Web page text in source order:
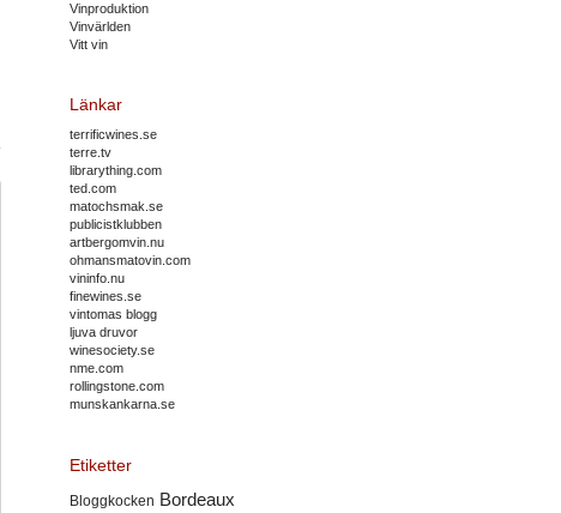
Vinproduktion
Vinvärlden
Vitt vin
Länkar
terrificwines.se
terre.tv
librarything.com
ted.com
matochsmak.se
publicistklubben
artbergomvin.nu
ohmansmatovin.com
vininfo.nu
finewines.se
vintomas blogg
ljuva druvor
winesociety.se
nme.com
rollingstone.com
munskankarna.se
Etiketter
Bloggkocken Bordeaux